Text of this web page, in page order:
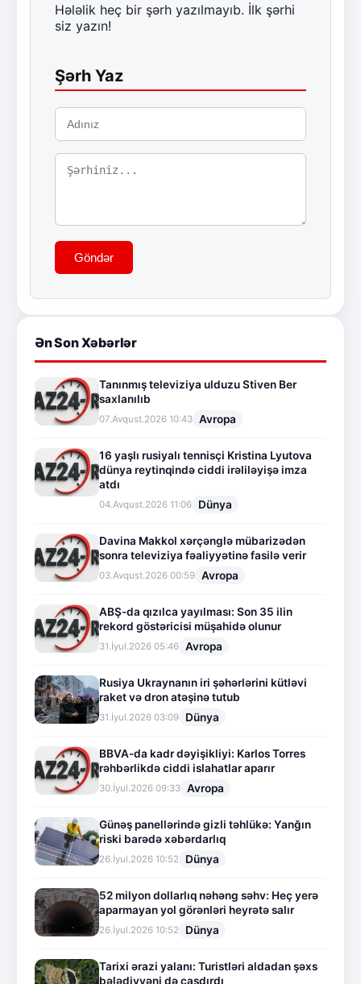
Hələlik heç bir şərh yazılmayıb. İlk şərhi
siz yazın!
Şərh Yaz
Göndər
Ən Son Xəbərlər
Tanınmış televiziya ulduzu Stiven Ber
saxlanılıb
07.Avqust.2026 10:43 Avropa
16 yaşlı rusiyalı tennisçi Kristina Lyutova
dünya reytinqində ciddi irəliləyişə imza
atdı
04.Avqust.2026 11:06 Dünya
Davina Makkol xərçənglə mübarizədən
sonra televiziya fəaliyyətinə fasilə verir
03.Avqust.2026 00:59 Avropa
ABŞ-da qızılca yayılması: Son 35 ilin
rekord göstəricisi müşahidə olunur
31.İyul.2026 05:46 Avropa
Rusiya Ukraynanın iri şəhərlərini kütləvi
raket və dron atəşinə tutub
31.İyul.2026 03:09 Dünya
BBVA-da kadr dəyişikliyi: Karlos Torres
rəhbərlikdə ciddi islahatlar aparır
30.İyul.2026 09:33 Avropa
Günəş panellərində gizli təhlükə: Yanğın
riski barədə xəbərdarlıq
26.İyul.2026 10:52 Dünya
52 milyon dollarlıq nəhəng səhv: Heç yerə
aparmayan yol görənləri heyrətə salır
26.İyul.2026 10:52 Dünya
Tarixi ərazi yalanı: Turistləri aldadan şəxs
bələdiyyəni də çaşdırdı